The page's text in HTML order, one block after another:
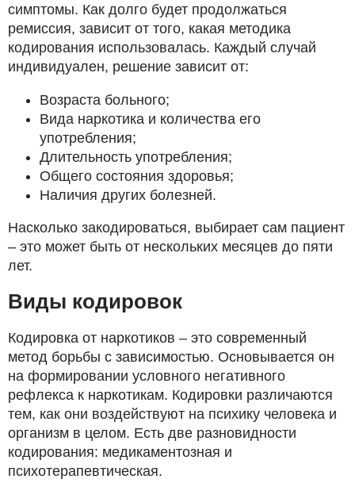
симптомы. Как долго будет продолжаться
ремиссия, зависит от того, какая методика
кодирования использовалась. Каждый случай
индивидуален, решение зависит от:
Возраста больного;
Вида наркотика и количества его
употребления;
Длительность употребления;
Общего состояния здоровья;
Наличия других болезней.
Насколько закодироваться, выбирает сам пациент
– это может быть от нескольких месяцев до пяти
лет.
Виды кодировок
Кодировка от наркотиков – это современный
метод борьбы с зависимостью. Основывается он
на формировании условного негативного
рефлекса к наркотикам. Кодировки различаются
тем, как они воздействуют на психику человека и
организм в целом. Есть две разновидности
кодирования: медикаментозная и
психотерапевтическая.